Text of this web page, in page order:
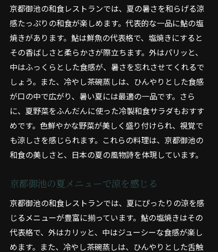
京都御池の和食レストランでは、夏の暑さを和らげる涼
感たっぷりの和食が楽しめます。代表的な一品に鮎の塩
焼きがあります。鮎は鮮魚の代表格で、塩焼きにすると
その香ばしさと柔らかさが際立ちます。外はパリッと、
中はふっくらとした食感が、暑さを忘れさせてくれるで
しょう。また、冷やし茶碗蒸しは、ひんやりとした食感
が口の中で広がり、暑い夏には最適の一品です。さら
に、夏野菜をふんだんに使った冷製和食サラダもおすす
めです。色鮮やかな野菜が美しく盛り付けられ、視覚で
も涼しさを感じられます。これらの料理は、京都御池の
和食の美しさと、日本の夏の風物詩を体現しています。
京都御池の夏メニューで涼を感じる
京都御池の和食レストランでは、夏にぴったりの涼を感
じるメニューが豊富に揃っています。鮎の塩焼きはその
代表格で、外はカリッと、中はジューシーな食感が楽し
めます。また、冷やし茶碗蒸しは、ひんやりとした舌触